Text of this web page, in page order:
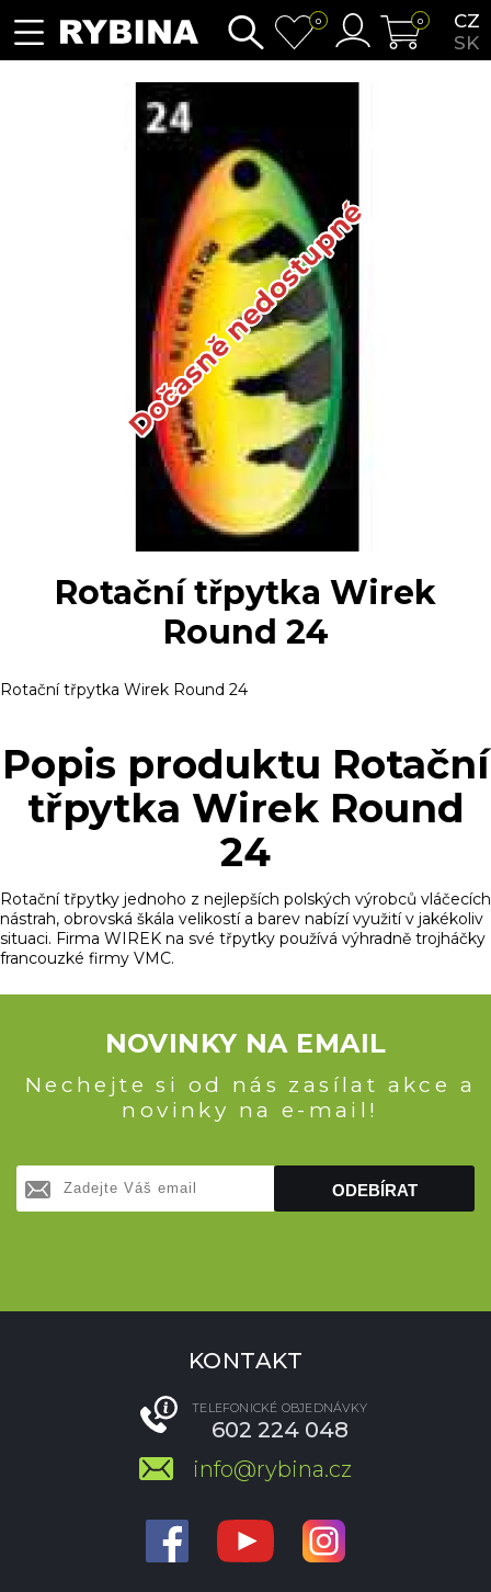
CZ
SK
0 0
Dočasně nedostupné
Rotační třpytka Wirek
Round 24
Rotační třpytka Wirek Round 24
Popis produktu Rotační
třpytka Wirek Round
24
Rotační třpytky jednoho z nejlepších polských výrobců vláčecích
nástrah, obrovská škála velikostí a barev nabízí využití v jakékoliv
situaci. Firma WIREK na své třpytky používá výhradně trojháčky
francouzké firmy VMC.
NOVINKY NA EMAIL
Nechejte si od nás zasílat akce a
novinky na e-mail!
ODEBÍRAT
KONTAKT
TELEFONICKÉ OBJEDNÁVKY
602 224 048
info@rybina.cz